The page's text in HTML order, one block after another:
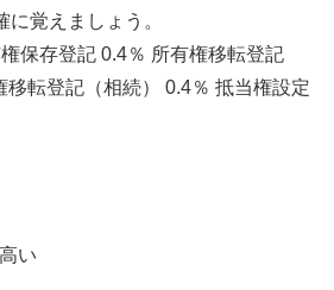
に覚えましょう。
保存登記 0.4％ 所有権移転登記
移転登記（相続） 0.4％ 抵当権設定
い